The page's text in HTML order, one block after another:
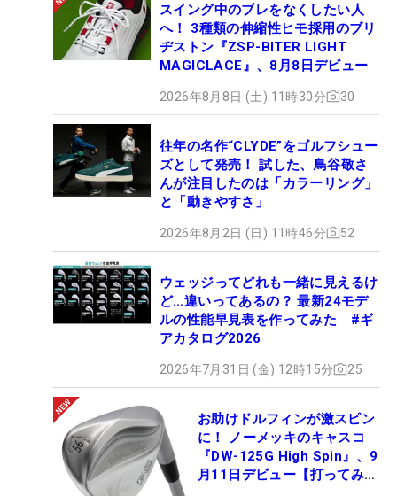
スイング中のブレをなくしたい人
へ！ 3種類の伸縮性ヒモ採用のブリ
ヂストン『ZSP-BITER LIGHT
MAGICLACE』、8月8日デビュー
2026年8月8日 (土) 11時30分 30
往年の名作“CLYDE”をゴルフシュー
ズとして発売！ 試した、鳥谷敬さ
んが注目したのは「カラーリング」
と「動きやすさ」
2026年8月2日 (日) 11時46分 52
ウェッジってどれも一緒に見えるけ
ど…違いってあるの？ 最新24モデ
ルの性能早見表を作ってみた #ギ
アカタログ2026
2026年7月31日 (金) 12時15分 25
お助けドルフィンが激スピン
に！ ノーメッキのキャスコ
『DW-125G High Spin』、9
月11日デビュー【打ってみ